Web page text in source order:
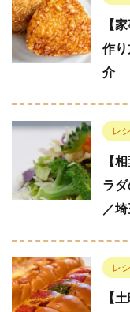
【
作
介
レ
【
ラ
／
レ
【